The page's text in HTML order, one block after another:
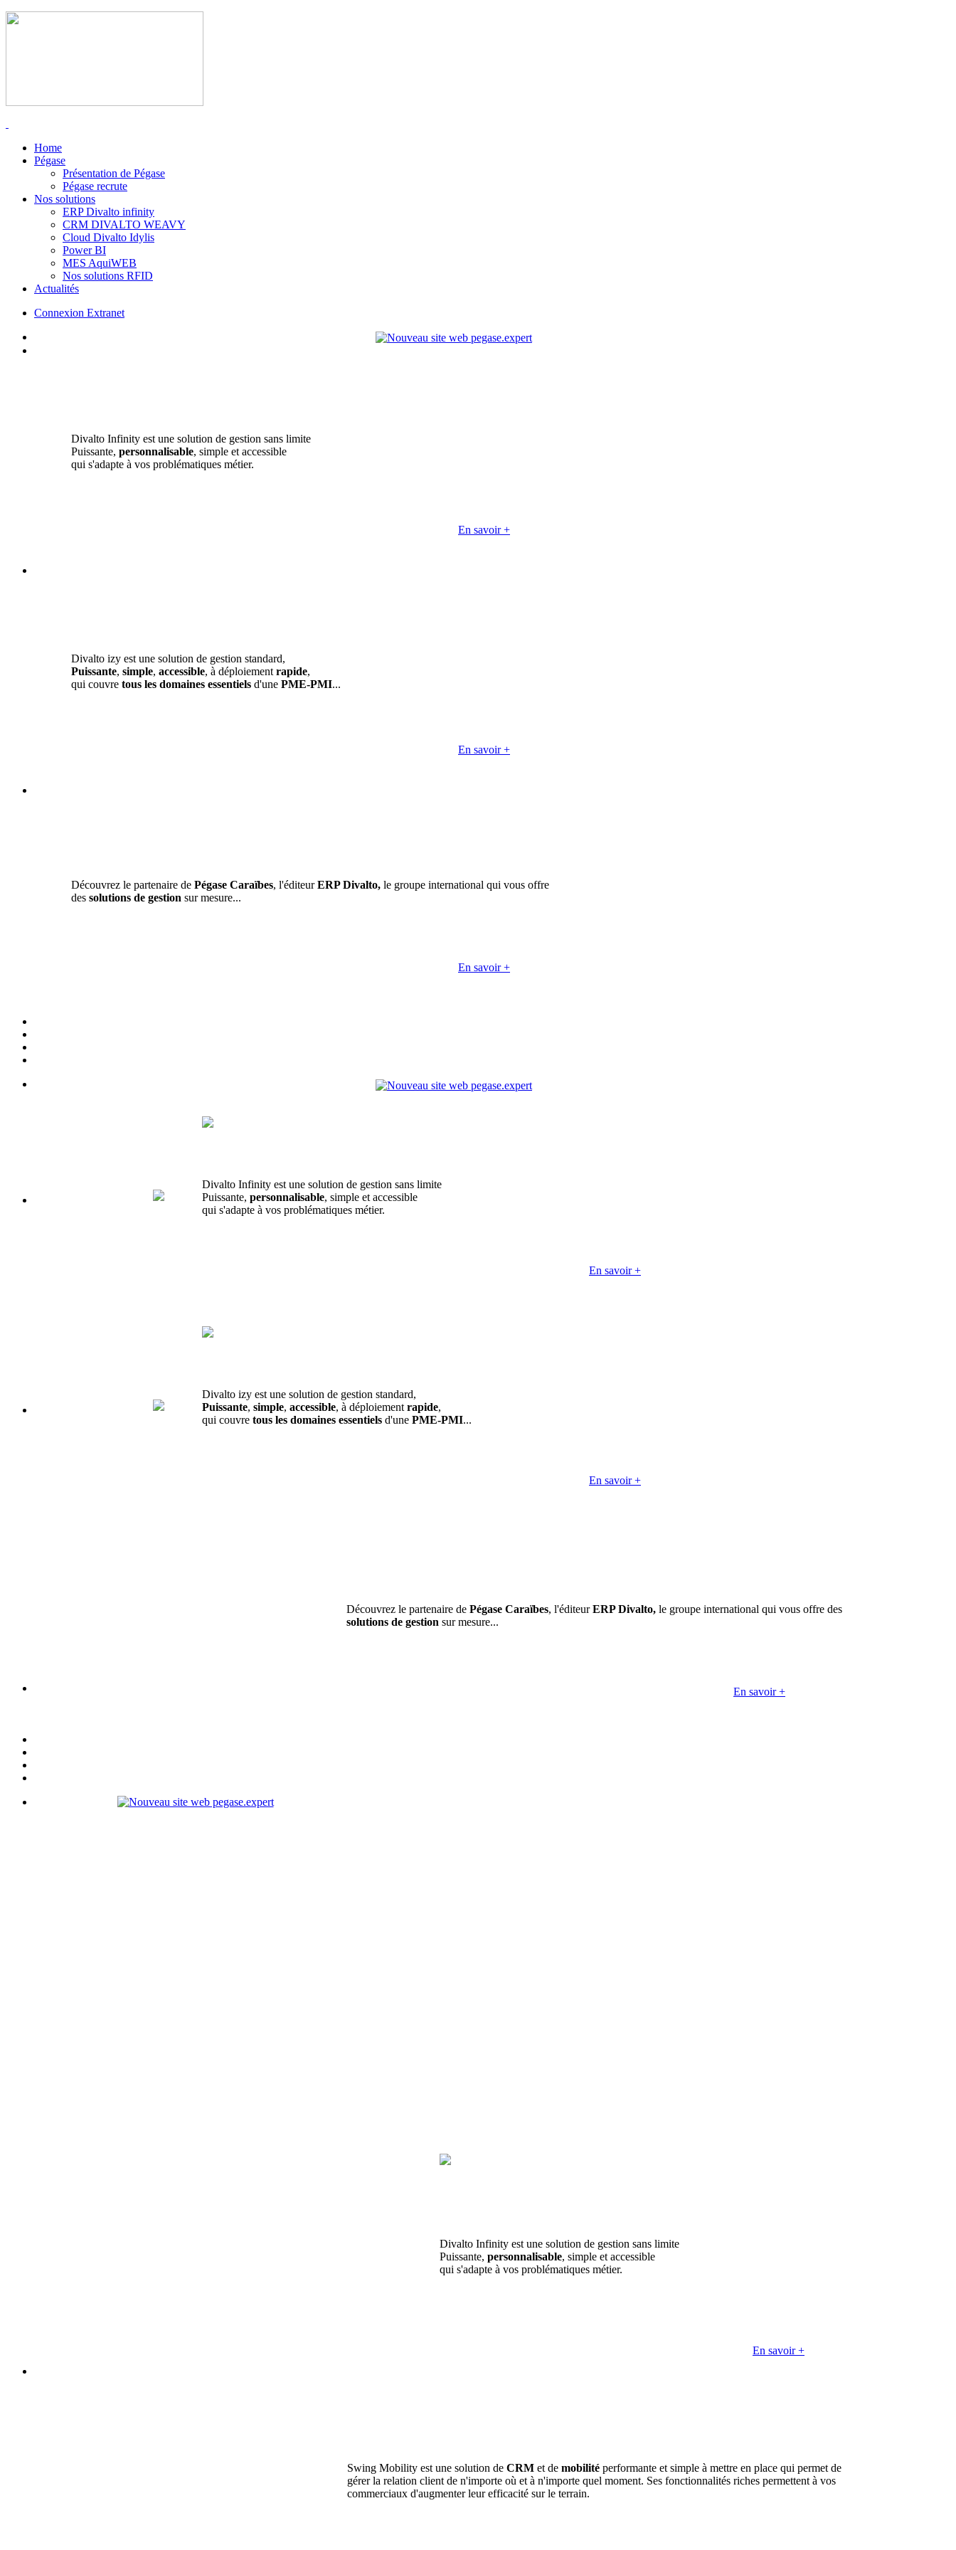
Home
Pégase
Présentation de Pégase
Pégase recrute
Nos solutions
ERP Divalto infinity
CRM DIVALTO WEAVY
Cloud Divalto Idylis
Power BI
MES AquiWEB
Nos solutions RFID
Actualités
Connexion Extranet
Divalto Infinity est une solution de gestion sans limite
Puissante, personnalisable, simple et accessible
qui s'adapte à vos problématiques métier.
En savoir +
Divalto izy est une solution de gestion standard,
Puissante, simple, accessible, à déploiement rapide,
qui couvre tous les domaines essentiels d'une PME-PMI...
En savoir +
Découvrez le partenaire de Pégase Caraïbes, l'éditeurERP Divalto, le groupe international qui vous offre
des solutions de gestion sur mesure...
En savoir +
Divalto Infinity est une solution de gestion sans limite
Puissante, personnalisable, simple et accessible
qui s'adapte à vos problématiques métier.
En savoir +
Divalto izy est une solution de gestion standard,
Puissante, simple, accessible, à déploiement rapide,
qui couvre tous les domaines essentiels d'une PME-PMI...
En savoir +
Découvrez le partenaire de Pégase Caraïbes, l'éditeurERP Divalto, le groupe international qui vous offre des
solutions de gestion sur mesure...
En savoir +
Divalto Infinity est une solution de gestion sans limite
Puissante, personnalisable, simple et accessible
qui s'adapte à vos problématiques métier.
En savoir +
Swing Mobility est une solution de CRM et de mobilité performante et simple à mettre en place qui permet de
gérer la relation client de n'importe où et à n'importe quel moment. Ses fonctionnalités riches permettent à vos
commerciaux d'augmenter leur efficacité sur le terrain.